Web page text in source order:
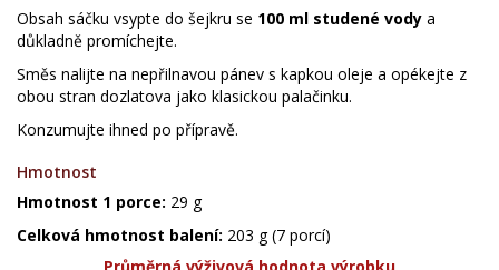
Obsah sáčku vsypte do šejkru se 100 ml studené vody a
důkladně promíchejte.
Směs nalijte na nepřilnavou pánev s kapkou oleje a opékejte z
obou stran dozlatova jako klasickou palačinku.
Konzumujte ihned po přípravě.
Hmotnost
Hmotnost 1 porce: 29 g
Celková hmotnost balení: 203 g (7 porcí)